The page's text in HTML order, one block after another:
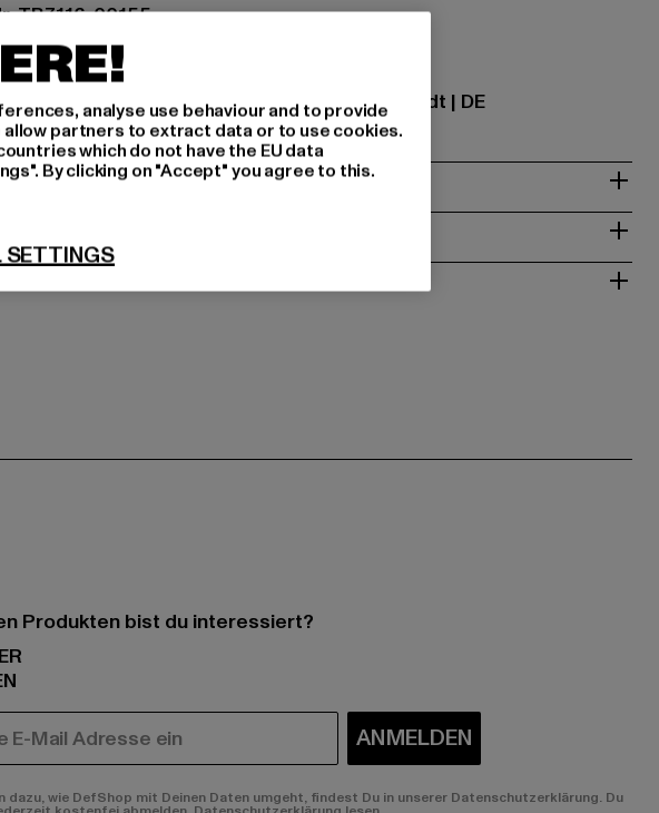
TB7116-00155
TB International GmbH |
Murjahn-Straße 7 | 64372 Ober-Ramstadt | DE
GRÖSSE & PASSFORM
& RÜCKGABE
Produkten bist du interessiert?
ANMELDEN
dazu, wie DefShop mit Deinen Daten umgeht, findest Du in unserer Datenschutzerklärung. Du
analyse use behaviour and to provide
partners to extract data or to use cookies.
which do not have the EU data
By clicking on "Accept" you agree to this.
SETTINGS